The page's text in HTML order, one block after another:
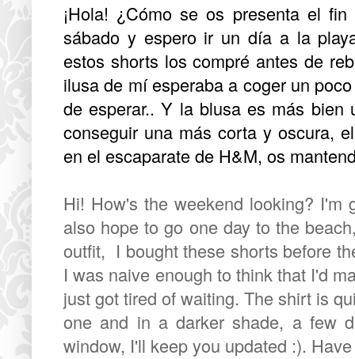
¡Hola! ¿Cómo se os presenta el
sábado y espero ir un día a la
estos shorts los compré antes de
ilusa de mí esperaba a coger un
de esperar.. Y la blusa es más bien
conseguir una más corta y oscura,
en el escaparate de H&M, os
Hi! How's the weekend looking? I'm
also hope to go one day to the
outfit, I bought these shorts before
I was naive enough to think that I'd
just got tired of waiting. The shirt is
one and in a darker shade, a few
window, I'll keep you updated :).